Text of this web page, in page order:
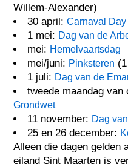
Willem-Alexander)
30 april:Carnaval Day
1 mei: Dag van de
mei: Hemelvaartsdag
mei/juni: Pinksteren
1 juli: Dag van de
tweede maandag van
Grondwet
11 november: Dag
25 en 26 december:
Alleen die dagen gelden
eiland Sint Maarten is